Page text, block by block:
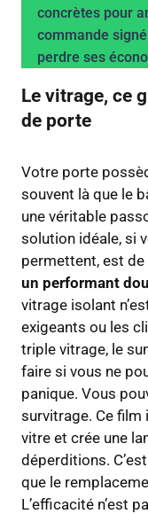
concrètes pour
commande
perdre ses
Le vitrage, ce
de porte
Votre porte
souvent là que le
une véritable
solution idéale, si
permettent, est de
un performant
vitrage isolant
exigeants ou les
triple vitrage, le
faire si vous ne
panique. Vous
survitrage. Ce film
vitre et crée une
déperditions.
que le
L’efficacité n’est